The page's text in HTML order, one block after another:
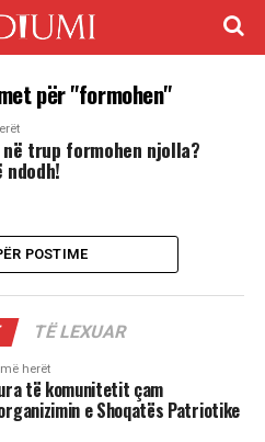
për "formohen"
trup formohen njolla?
POSTIME
TË LEXUAR
herët
të komunitetit çam
e Shoqatës Patriotike